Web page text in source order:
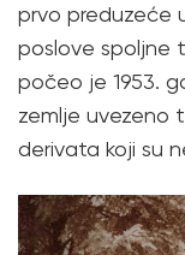
prvo preduzeće
poslove spoljne
počeo je 1953.
zemlje uvezeno
derivata koji su